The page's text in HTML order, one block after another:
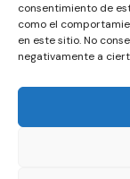
consentimiento de
como el
en este sitio. No
negativamente a